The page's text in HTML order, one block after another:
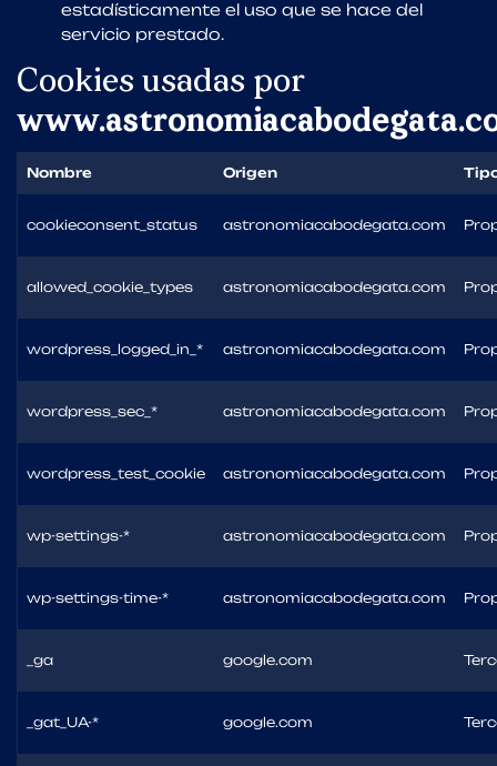
estadísticamente el uso que se hace del
servicio prestado.
Cookies usadas por
Nombre Origen
cookieconsent_status astronomiacabodegata.com
allowed_cookie_types astronomiacabodegata.com
wordpress_logged_in_* astronomiacabodegata.com
wordpress_sec_* astronomiacabodegata.com
wordpress_test_cookie astronomiacabodegata.com
wp-settings-* astronomiacabodegata.com
wp-settings-time-* astronomiacabodegata.com
_ga google.com
_gat_UA-* google.com